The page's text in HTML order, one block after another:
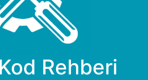
Rehberi